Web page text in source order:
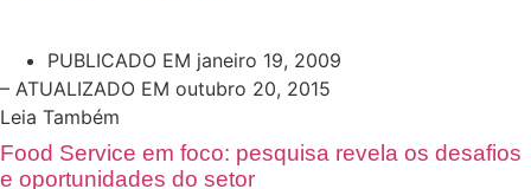
PUBLICADO EM janeiro 19, 2009
– ATUALIZADO EM outubro 20, 2015
Leia Também
Food Service em foco: pesquisa revela os desafios
e oportunidades do setor